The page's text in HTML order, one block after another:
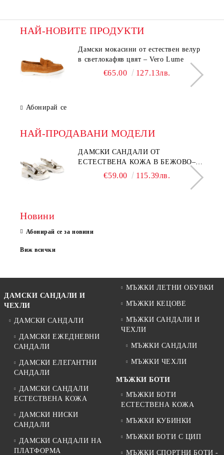
НАЙ-НОВИТЕ ПРОДУКТИ
Дамски мокасини от естествен велур
в светлокафяв цвят – Vero Lume
€65.00 127.13лв.
Абонирай се
НАЙ-ПРОДАВАНИ МОДЕЛИ
ДАМСКИ САНДАЛИ ОТ
ЕСТЕСТВЕНА КОЖА В БЕЖОВО–
МОДЕЛ NOVA.
€59.00 115.39лв.
Новини
Абонирай се за новини
Виж всички
ДАМСКИ САНДАЛИ И
ЧЕХЛИ
ДАМСКИ САНДАЛИ
ДАМСКИ ЕЖЕДНЕВНИ
САНДАЛИ
ДАМСКИ ЕЛЕГАНТНИ
САНДАЛИ
ДАМСКИ САНДАЛИ
ЕСТЕСТВЕНА КОЖА
ДАМСКИ НИСКИ
САНДАЛИ
ДАМСКИ САНДАЛИ НА
ПЛАТФОРМА
МЪЖКИ ЛЕТНИ ОБУВКИ
МЪЖКИ КЕЦОВЕ
МЪЖКИ САНДАЛИ И
ЧЕХЛИ
МЪЖКИ САНДАЛИ
МЪЖКИ ЧЕХЛИ
МЪЖКИ БОТИ
МЪЖКИ БОТИ
ЕСТЕСТВЕНА КОЖА
МЪЖКИ КУБИНКИ
МЪЖКИ БОТИ С ЦИП
МЪЖКИ СПОРТНИ БОТИ -